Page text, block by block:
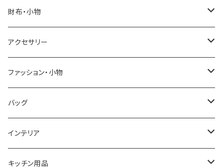
SALVATORE MARRA
CASIO
GRANDEUR
COGU
GAGA MILANO
CACTUS
COACH
DANIEL WELLINGTON
LACOSTE
DIESEL
MICHAEL KORS
NO BRAND
財布・小物
SONNE
DUCT
TRANSNUMBER
SAAMA HOMME
ARNOLD PALMER
アクセサリー
GUCCI
TIFFANY&CO
FOLLI FOLLIE
POLICE
ファッション・小物
DAKS
栃木レザー
NIKE
バッグ
MANHATTAN PORTAGE
United HOMME
インテリア
CRYSTOCRAFT
キッチン用品